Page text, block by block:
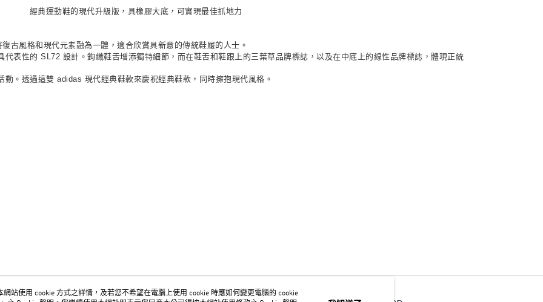
經典運動鞋的現代升級版，具橡膠大底，可實現最佳抓地力
古風格和現代元素融為一體，適合欣賞具新意的傳統鞋履的人士。
表性的 SL72 設計。鉤織鞋舌增添獨特細節，而在鞋舌和鞋跟上的三葉草品牌標誌，以及在中底上的線性品牌標誌，體現正統
。透過這雙 adidas 現代經典鞋款來慶祝經典鞋款，同時擁抱現代風格。
站使用 cookie 方式之詳情，及若您不希望在電腦上使用 cookie 時應如何變更電腦的 cookie